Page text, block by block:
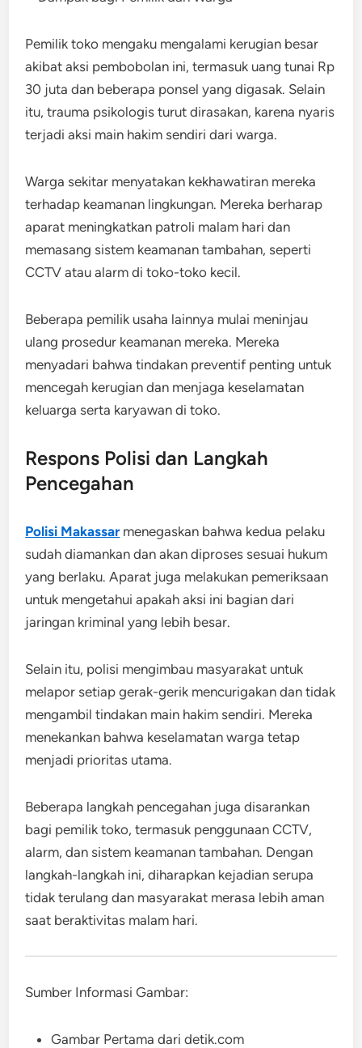
Pemilik toko mengaku mengalami kerugian besar
akibat aksi pembobolan ini, termasuk uang tunai Rp
30 juta dan beberapa ponsel yang digasak. Selain
itu, trauma psikologis turut dirasakan, karena nyaris
terjadi aksi main hakim sendiri dari warga.
Warga sekitar menyatakan kekhawatiran mereka
terhadap keamanan lingkungan. Mereka berharap
aparat meningkatkan patroli malam hari dan
memasang sistem keamanan tambahan, seperti
CCTV atau alarm di toko-toko kecil.
Beberapa pemilik usaha lainnya mulai meninjau
ulang prosedur keamanan mereka. Mereka
menyadari bahwa tindakan preventif penting untuk
mencegah kerugian dan menjaga keselamatan
keluarga serta karyawan di toko.
Respons Polisi dan Langkah
Pencegahan
Polisi Makassarmenegaskan bahwa kedua pelaku
sudah diamankan dan akan diproses sesuai hukum
yang berlaku. Aparat juga melakukan pemeriksaan
untuk mengetahui apakah aksi ini bagian dari
jaringan kriminal yang lebih besar.
Selain itu, polisi mengimbau masyarakat untuk
melapor setiap gerak-gerik mencurigakan dan tidak
mengambil tindakan main hakim sendiri. Mereka
menekankan bahwa keselamatan warga tetap
menjadi prioritas utama.
Beberapa langkah pencegahan juga disarankan
bagi pemilik toko, termasuk penggunaan CCTV,
alarm, dan sistem keamanan tambahan. Dengan
langkah-langkah ini, diharapkan kejadian serupa
tidak terulang dan masyarakat merasa lebih aman
saat beraktivitas malam hari.
Sumber Informasi Gambar:
Gambar Pertama dari detik.com